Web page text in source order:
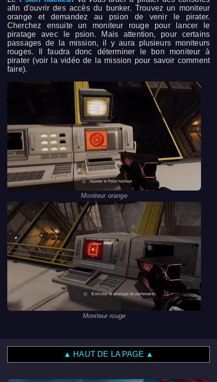
afin d'ouvrir des accès du bunker. Trouvez un moniteur
orange et demandez au psion de venir le pirater.
Cherchez ensuite un moniteur rouge pour lancer le
piratage avec le psion. Mais attention, pour certains
passages de la mission, il y aura plusieurs moniteurs
rouges. Il faudra donc déterminer le bon moniteur à
pirater (voir la vidéo de la mission pour savoir comment
faire).
Moniteur orange
Moniteur rouge
▲ HAUT DE LA PAGE ▲